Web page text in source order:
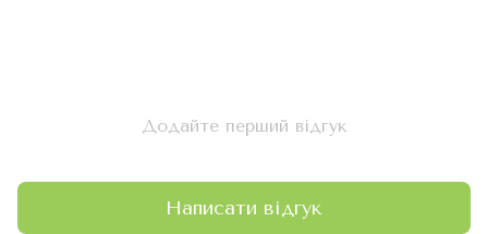
Додайте перший відгук
Написати відгук